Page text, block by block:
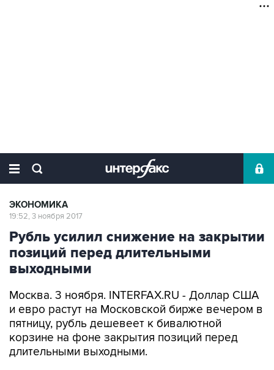
ЭКОНОМИКА
19:52, 3 ноября 2017
Рубль усилил снижение на закрытии
позиций перед длительными
выходными
Москва. 3 ноября. INTERFAX.RU - Доллар США
и евро растут на Московской бирже вечером в
пятницу, рубль дешевеет к бивалютной
корзине на фоне закрытия позиций перед
длительными выходными.